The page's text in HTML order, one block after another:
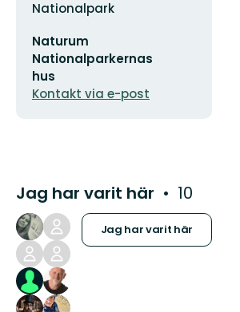
Nationalpark
postadress
Naturum
Nationalparkernas
hus
Kontakt via e-post
Jag har varit här 10
Jag har varit här